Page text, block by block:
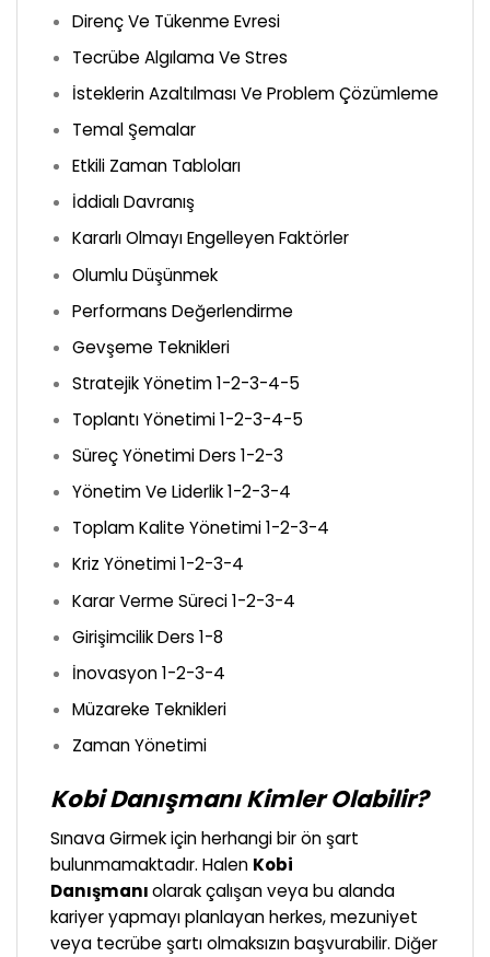
Direnç Ve Tükenme Evresi
Tecrübe Algılama Ve Stres
İsteklerin Azaltılması Ve Problem Çözümleme
Temal Şemalar
Etkili Zaman Tabloları
İddialı Davranış
Kararlı Olmayı Engelleyen Faktörler
Olumlu Düşünmek
Performans Değerlendirme
Gevşeme Teknikleri
Stratejik Yönetim 1-2-3-4-5
Toplantı Yönetimi 1-2-3-4-5
Süreç Yönetimi Ders 1-2-3
Yönetim Ve Liderlik 1-2-3-4
Toplam Kalite Yönetimi 1-2-3-4
Kriz Yönetimi 1-2-3-4
Karar Verme Süreci 1-2-3-4
Girişimcilik Ders 1-8
İnovasyon 1-2-3-4
Müzareke Teknikleri
Zaman Yönetimi
Kobi Danışmanı Kimler Olabilir?
Sınava Girmek için herhangi bir ön şart
bulunmamaktadır. Halen Kobi
Danışmanıolarak çalışan veya bu alanda
kariyer yapmayı planlayan herkes, mezuniyet
veya tecrübe şartı olmaksızın başvurabilir. Diğer